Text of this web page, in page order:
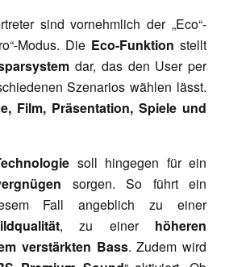
sind vornehmlich der „Eco“-
Modus. Die Eco-Funktion stellt
dar, das den User per
Szenarios wählen lässt.
Film, Präsentation, Spiele und
soll hingegen für ein
sorgen. So führt ein
Fall angeblich zu einer
, zu einer höheren
verstärkten Bass. Zudem wird